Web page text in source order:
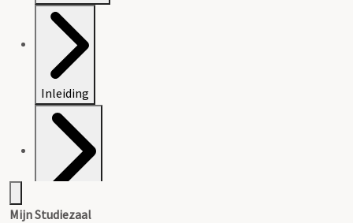
Inleiding
Mijn Studiezaal